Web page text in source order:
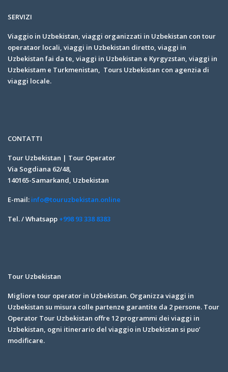
SERVIZI
Viaggio in Uzbekistan, viaggi organizzati in Uzbekistan con tour
operataor locali, viaggi in Uzbekistan diretto, viaggi in
Uzbekistan fai da te, viaggi in Uzbekistan e Kyrgyzstan, viaggi in
Uzbekistam e Turkmenistan, Tours Uzbekistan con agenzia di
viaggi locale.
CONTATTI
Tour Uzbekistan | Tour Operator
Via Sogdiana 62/48,
140165-Samarkand, Uzbekistan
E-mail: info@touruzbekistan.online
Tel. / Whatsapp +998 93 338 8383
Tour Uzbekistan
Migliore tour operator in Uzbekistan. Organizza viaggi in
Uzbekistan su misura colle partenze garantite da 2 persone. Tour
Operator Tour Uzbekistan offre 12 programmi dei viaggi in
Uzbekistan, ogni itinerario del viaggio in Uzbekistan si puo’
modificare.